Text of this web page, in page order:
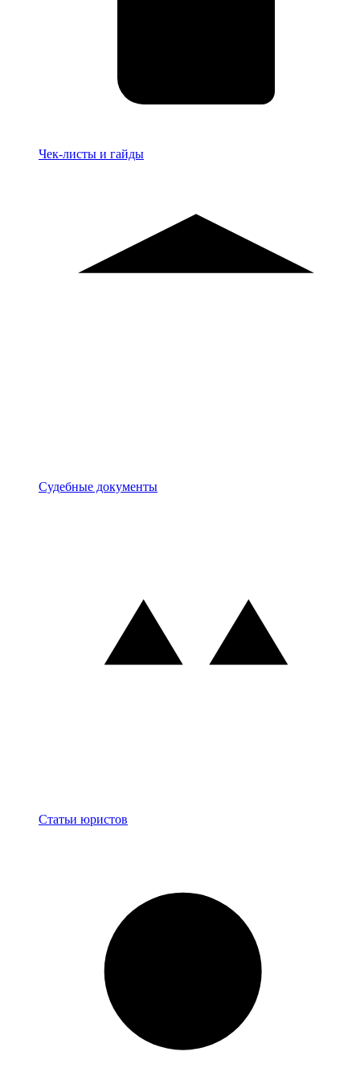
Материалы
Чек-листы и гайды
Документы
Судебные документы
Блог
Статьи юристов